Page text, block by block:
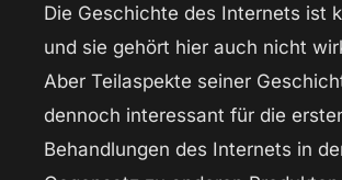
Die Geschichte des Internets ist
und sie gehört hier auch nicht
Aber Teilaspekte seiner
dennoch interessant für die
Behandlungen des Internets in